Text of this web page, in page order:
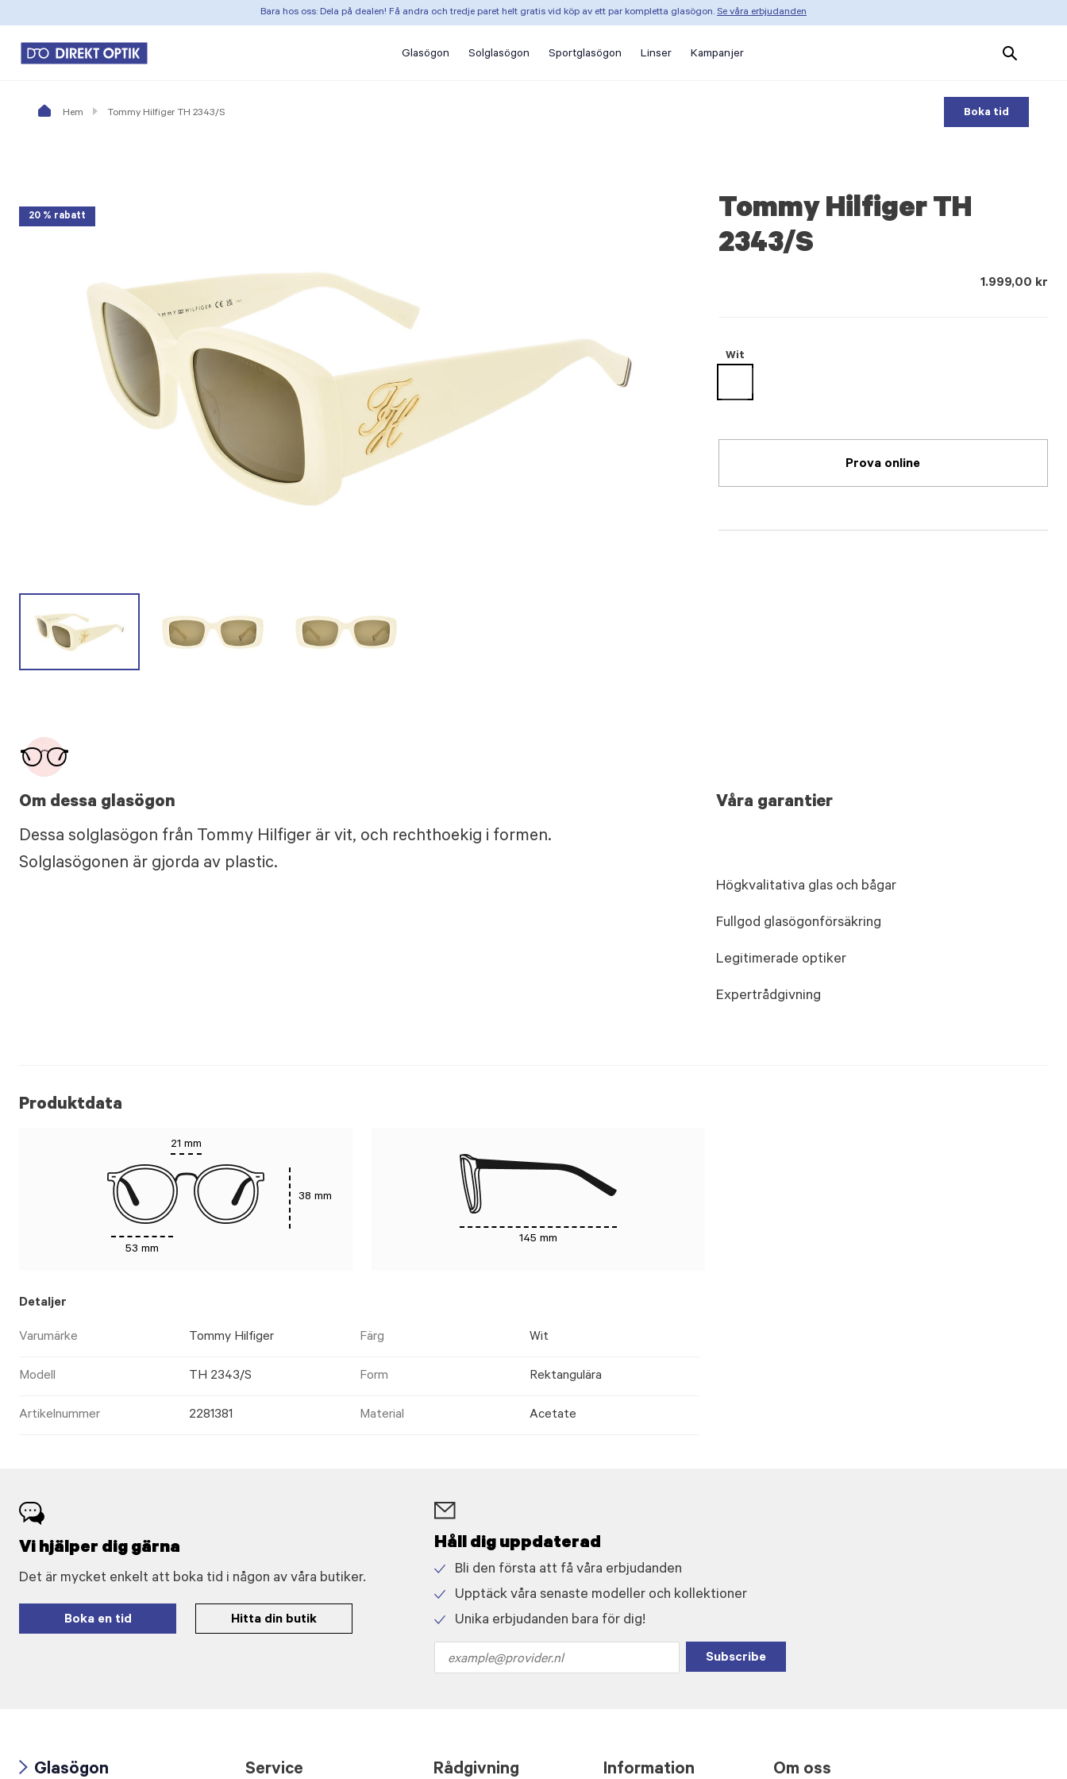
Bara hos oss: Dela på dealen! Få andra och tredje paret helt gratis vid köp av ett par kompletta glasögon. Se våra erbjudanden
Glasögon Solglasögon Sportglasögon Linser Kampanjer
Search
Products
Hem Tommy Hilfiger TH 2343/S Boka tid
20 % rabatt
Tommy Hilfiger TH
2343/S
1.999,00 kr
Wit
selected
Prova online
Om dessa glasögon
Dessa solglasögon från Tommy Hilfiger är vit, och rechthoekig i formen.
Solglasögonen är gjorda av plastic.
Våra garantier
Högkvalitativa glas och bågar
Fullgod glasögonförsäkring
Legitimerade optiker
Expertrådgivning
Produktdata
21 mm
53 mm
38 mm
145 mm
Detaljer
Varumärke Tommy Hilfiger Färg Wit
Modell TH 2343/S Form Rektangulära
Artikelnummer 2281381 Material Acetate
Vi hjälper dig gärna
Det är mycket enkelt att boka tid i någon av våra butiker.
Boka en tid Hitta din butik
Håll dig uppdaterad
icon
Bli den första att få våra erbjudanden
icon
Upptäck våra senaste modeller och kollektioner
Unika erbjudanden bara för dig!
address
Subscribe
Glasögon Service Rådgivning Information Om oss